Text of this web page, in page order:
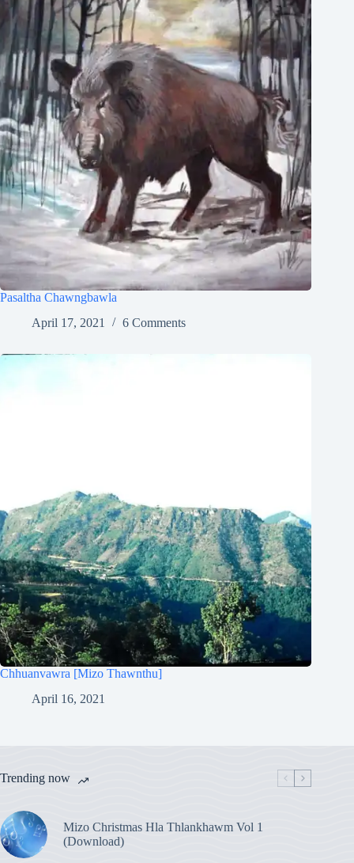
Pasaltha Chawngbawla
April 17, 2021
6 Comments
Chhuanvawra [Mizo Thawnthu]
April 16, 2021
Trending now
Mizo Christmas Hla Thlankhawm Vol 1
(Download)